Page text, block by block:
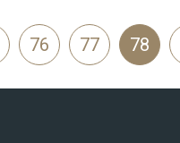
76 77 78